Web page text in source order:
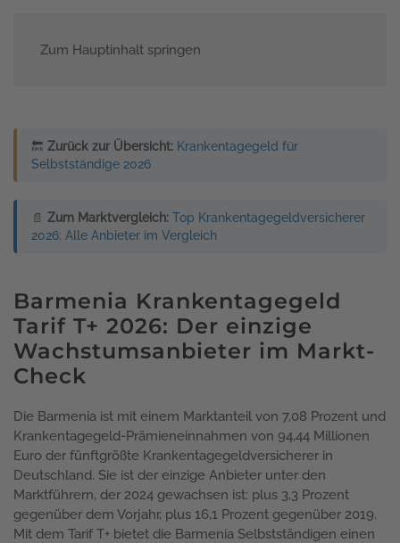
Zum Hauptinhalt springen
🔙 Zurück zur Übersicht: Krankentagegeld für
Selbstständige 2026
📄 Zum Marktvergleich: Top Krankentagegeldversicherer
2026: Alle Anbieter im Vergleich
Barmenia Krankentagegeld
Tarif T+ 2026: Der einzige
Wachstumsanbieter im Markt-
Check
Die Barmenia ist mit einem Marktanteil von 7,08 Prozent und
Krankentagegeld-Prämieneinnahmen von 94,44 Millionen
Euro der fünftgrößte Krankentagegeldversicherer in
Deutschland. Sie ist der einzige Anbieter unter den
Marktführern, der 2024 gewachsen ist: plus 3,3 Prozent
gegenüber dem Vorjahr, plus 16,1 Prozent gegenüber 2019.
Mit dem Tarif T+ bietet die Barmenia Selbstständigen einen